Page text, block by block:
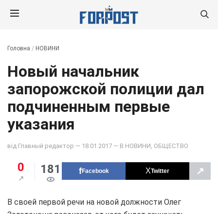
Головна / НОВИНИ
Новый начальник
запорожской полиции дал
подчиненным первые
указания
від Главный редактор — 18.01.2017 — В НОВИНИ ОБЩЕСТВО
0 181 Facebook Twitter ↗
В своей первой речи на новой должности Олег